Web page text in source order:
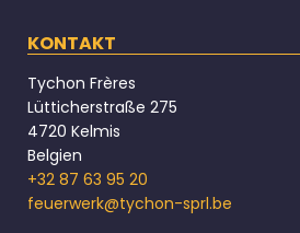
KONTAKT
Tychon Frères
Lütticherstraße 275
4720 Kelmis
Belgien
+32 87 63 95 20
feuerwerk@tychon-sprl.be